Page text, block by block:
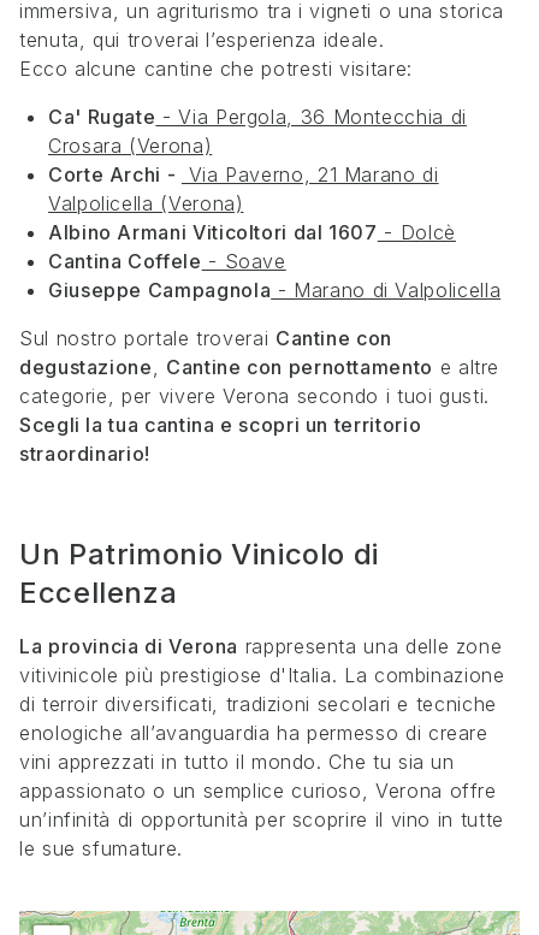
immersiva, un agriturismo tra i vigneti o una storica
tenuta, qui troverai l’esperienza ideale.
Ecco alcune cantine che potresti visitare:
Ca' Rugate - Via Pergola, 36 Montecchia di
Crosara (Verona)
Corte Archi - Via Paverno, 21 Marano di
Valpolicella (Verona)
Albino Armani Viticoltori dal 1607 - Dolcè
Cantina Coffele - Soave
Giuseppe Campagnola - Marano di Valpolicella
Sul nostro portale troverai Cantine con
degustazione, Cantine con pernottamento e altre
categorie, per vivere Verona secondo i tuoi gusti.
Scegli la tua cantina e scopri un territorio
straordinario!
Un Patrimonio Vinicolo di
Eccellenza
La provincia di Verona rappresenta una delle zone
vitivinicole più prestigiose d'Italia. La combinazione
di terroir diversificati, tradizioni secolari e tecniche
enologiche all’avanguardia ha permesso di creare
vini apprezzati in tutto il mondo. Che tu sia un
appassionato o un semplice curioso, Verona offre
un’infinità di opportunità per scoprire il vino in tutte
le sue sfumature.